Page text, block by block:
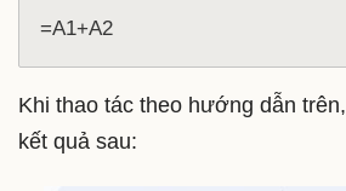
Khi thao tác theo hướng dẫn
kết quả sau: